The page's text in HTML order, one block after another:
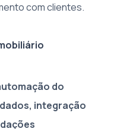
com clientes.
do
integração